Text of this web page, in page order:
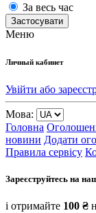
За весь час
Застосувати
Меню
Личный кабинет
Увійти або
Мова:
Головна
новини Додати
Правила сервісу
Зареєструйтесь на
і отримайте 100 ₴